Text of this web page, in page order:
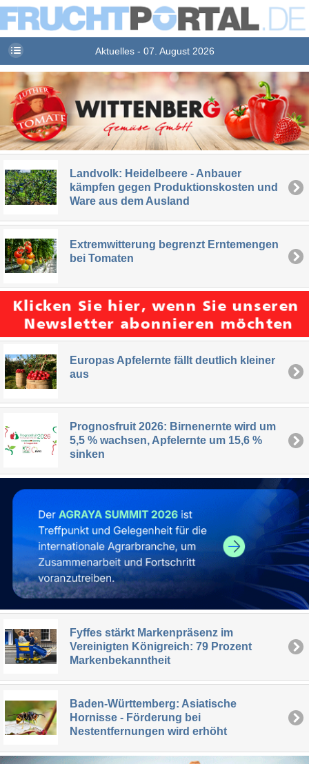
Aktuelles - 07. August 2026
Landvolk: Heidelbeere - Anbauer
kämpfen gegen Produktionskosten und
Ware aus dem Ausland
Extremwitterung begrenzt Erntemengen
bei Tomaten
Europas Apfelernte fällt deutlich kleiner
aus
Prognosfruit 2026: Birnenernte wird um
5,5 % wachsen, Apfelernte um 15,6 %
sinken
Fyffes stärkt Markenpräsenz im
Vereinigten Königreich: 79 Prozent
Markenbekanntheit
Baden-Württemberg: Asiatische
Hornisse - Förderung bei
Nestentfernungen wird erhöht